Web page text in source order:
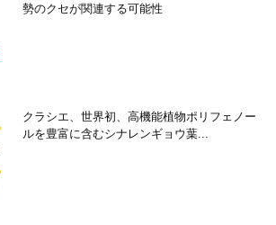
勢のクセが関連する可能性
クラシエ、世界初、高機能植物ポリフェノー
ルを豊富に含むシナレンギョウ葉...